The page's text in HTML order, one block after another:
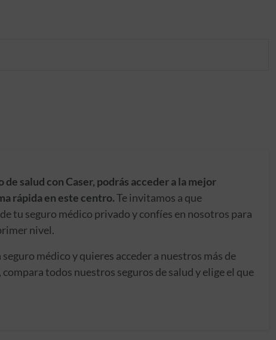
de salud con Caser, podrás acceder a la mejor
rápida en este centro.Te invitamos a que
tu seguro médico privado y confíes en nosotros para
nivel.
médico y quieres acceder a nuestros más de
todos nuestros seguros de salud y elige el que